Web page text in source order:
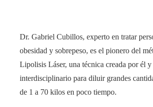
Dr. Gabriel Cubillos, experto en tratar
obesidad y sobrepeso, es el pionero del
Lipolisis Láser, una técnica creada por él
interdisciplinario para diluir grandes
de 1 a 70 kilos en poco tiempo.